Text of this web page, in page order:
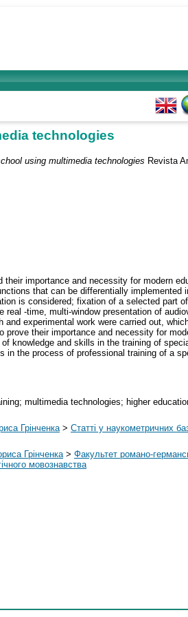
technologies
using multimedia technologies Revista
importance and necessity for modern
that can be differentially implemented
is considered; fixation of a selected part
-time, multi-window presentation of
experimental work were carried out,
their importance and necessity for
knowledge and skills in the training of
in the process of professional training of a
multimedia technologies; higher
Грінченка > Статті у наукометричних
Грінченка > Факультет романо-
мовознавства